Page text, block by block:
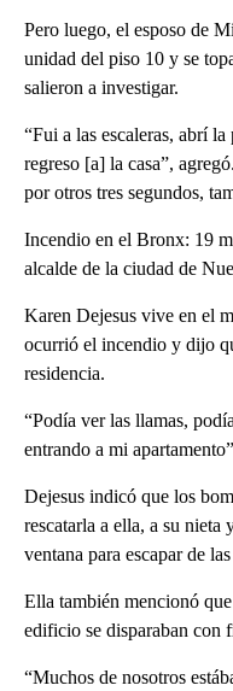
Pero luego, el esposo de
unidad del piso 10 y se
salieron a investigar.
“Fui a las escaleras, abrí
regreso [a] la casa”,
por otros tres segundos,
Incendio en el Bronx: 19
alcalde de la ciudad de
Karen Dejesus vive en el
ocurrió el incendio y dijo
residencia.
“Podía ver las llamas,
entrando a mi
Dejesus indicó que los
rescatarla a ella, a su
ventana para escapar de
Ella también mencionó
edificio se disparaban con
“Muchos de nosotros